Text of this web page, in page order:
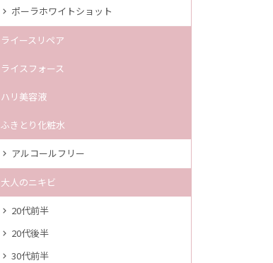
ポーラホワイトショット
ライースリペア
ライスフォース
ハリ美容液
ふきとり化粧水
アルコールフリー
大人のニキビ
20代前半
20代後半
30代前半